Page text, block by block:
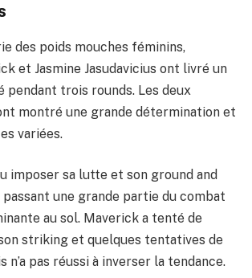
des poids mouches féminins,
et Jasmine Jasudavicius ont livré un
pendant trois rounds. Les deux
montré une grande détermination et
variées.
imposer sa lutte et son ground and
une grande partie du combat
au sol. Maverick a tenté de
striking et quelques tentatives de
n’a pas réussi à inverser la tendance.